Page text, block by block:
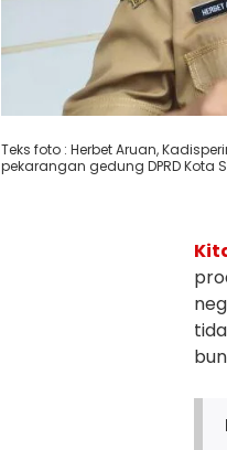
Teks foto : Herbet Aruan,
pekarangan gedung DPRD Kota